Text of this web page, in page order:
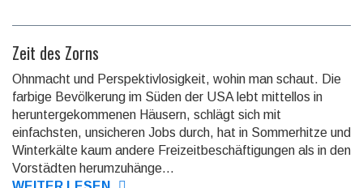
Zeit des Zorns
Ohnmacht und Perspektivlosigkeit, wohin man schaut. Die
farbige Bevölke­rung im Süden der USA lebt mittel­los in
herunter­gekomme­nen Häusern, schlägt sich mit
einfachsten, unsicheren Jobs durch, hat in Sommer­hitze und
Winter­kälte kaum andere Freizeit­beschäfti­gungen als in den
Vorstädten herumzu­hänge...